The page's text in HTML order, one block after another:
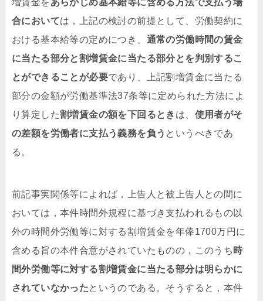
増賃金をあらかじめ基本給等に含める方法で支払う場
合においては，上記の検討の前提として、労働契約に
おける基本給等の定めにつき、 通常の労働時間の賃金
に当たる部分と割増賃金に当たる部分とを判別するこ
とができることが必要であり、上記割増賃金に当たる
部分の金額が労働基準法37条等に定められた方法によ
り算定した割増賃金の額を下回るとき は、 使用者がそ
の差額を労働者に支払う義務を負う というべきであ
る。
前記事実関係等によれば，上告人と被上告人との間に
おいては，本件時間外規程に基づき支払われるもの以
外の時間外労働等に対する割増賃金を年俸1700万円に
含める旨の本件合意がされていたものの，このうち 時
間外労働等に対する割増賃金に当たる部分は明らかに
されていなかったというのである。そうすると，本件